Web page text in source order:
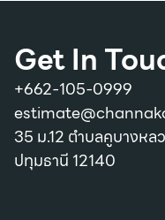
Get In
+662-105-0999
35 ม.12 ตำบลคูบางหล
ปทุมธานี 12140